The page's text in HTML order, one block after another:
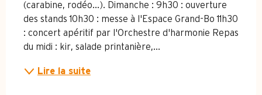
(carabine, rodéo...). Dimanche : 9h30 : ouverture
des stands 10h30 : messe à l'Espace Grand-Bo 11h30
: concert apéritif par l'Orchestre d'harmonie Repas
du midi : kir, salade printanière,...
Lire la suite